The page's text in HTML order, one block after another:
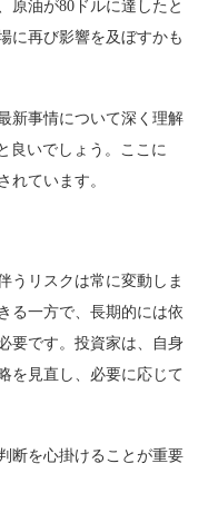
原油が80ドルに達したと
に再び影響を及ぼすかも
新事情について深く理解
良いでしょう。ここに
れています。
うリスクは常に変動しま
る一方で、長期的には依
要です。投資家は、自身
を見直し、必要に応じて
断を心掛けることが重要